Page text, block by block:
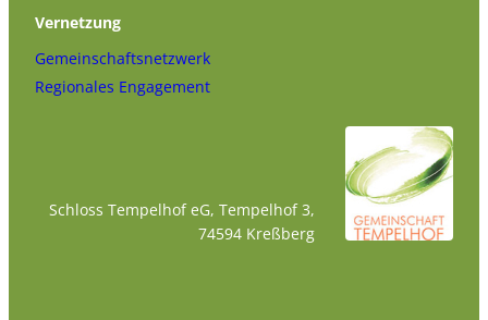
Vernetzung
Gemeinschaftsnetzwerk
Regionales Engagement
Schloss Tempelhof eG, Tempelhof 3,
74594 Kreßberg